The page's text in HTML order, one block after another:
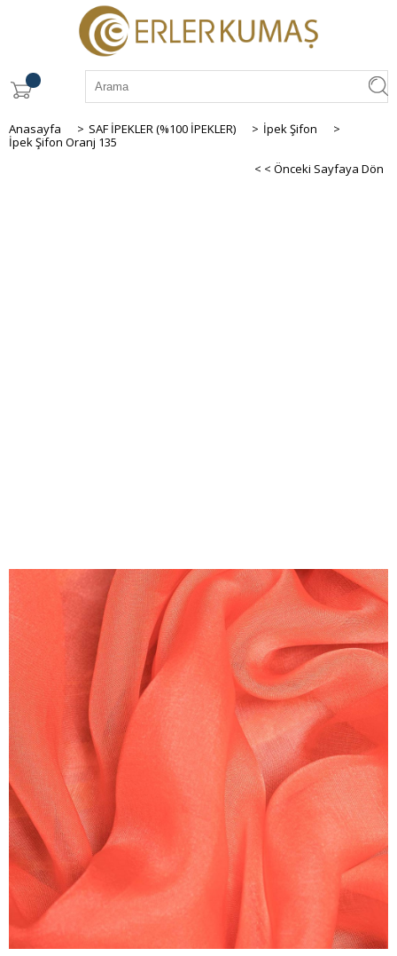
Anasayfa > SAF İPEKLER (%100 İPEKLER) > İpek Şifon
>
İpek Şifon Oranj 135
< < Önceki Sayfaya Dön